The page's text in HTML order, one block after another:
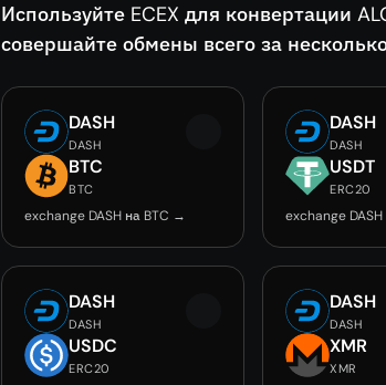
Используйте ECEX для конвертации
совершайте обмены всего за
DASH
DASH
BTC
BTC
exchange DASH на BTC →
DASH
DASH
USDT
ERC20
exchange
DASH
DASH
USDC
ERC20
DASH
DASH
XMR
XMR